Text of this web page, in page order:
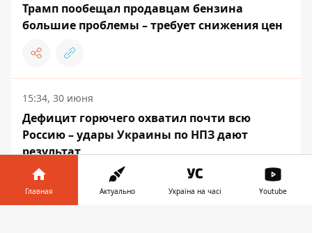
Трамп пообещал продавцам бензина
большие проблемы – требует снижения цен
15:34, 30 июня
Дефицит горючего охватил почти всю
Россию – удары Украины по НПЗ дают
результат
Главная Актуально Україна на часі Youtube